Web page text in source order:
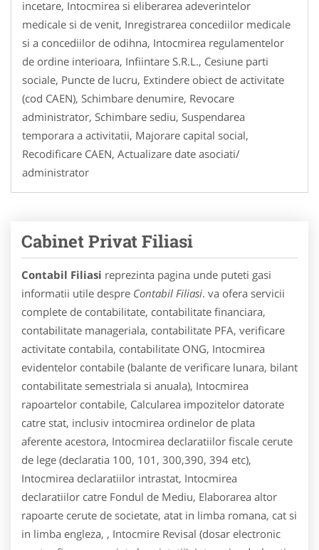
incetare, Intocmirea si eliberarea adeverintelor
medicale si de venit, Inregistrarea concediilor medicale
si a concediilor de odihna, Intocmirea regulamentelor
de ordine interioara, Infiintare S.R.L., Cesiune parti
sociale, Puncte de lucru, Extindere obiect de activitate
(cod CAEN), Schimbare denumire, Revocare
administrator, Schimbare sediu, Suspendarea
temporara a activitatii, Majorare capital social,
Recodificare CAEN, Actualizare date asociati/
administrator
Cabinet Privat Filiasi
Contabil Filiasi reprezinta pagina unde puteti gasi
informatii utile despre Contabil Filiasi. va ofera servicii
complete de contabilitate, contabilitate financiara,
contabilitate manageriala, contabilitate PFA, verificare
activitate contabila, contabilitate ONG, Intocmirea
evidentelor contabile (balante de verificare lunara, bilant
contabilitate semestriala si anuala), Intocmirea
rapoartelor contabile, Calcularea impozitelor datorate
catre stat, inclusiv intocmirea ordinelor de plata
aferente acestora, Intocmirea declaratiilor fiscale cerute
de lege (declaratia 100, 101, 300,390, 394 etc),
Intocmirea declaratiilor intrastat, Intocmirea
declaratiilor catre Fondul de Mediu, Elaborarea altor
rapoarte cerute de societate, atat in limba romana, cat si
in limba engleza, , Intocmire Revisal (dosar electronic